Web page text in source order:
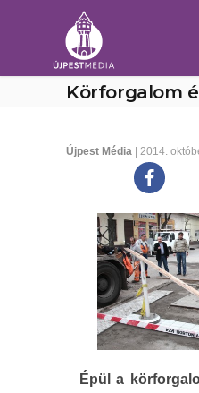
Körforgalom
Újpest Média | 2014.
Épül a